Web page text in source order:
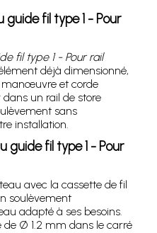
guide fil type 1 - Pour
fil type 1 - Pour rail
déjà dimensionné,
manœuvre et corde
dans un rail de store
sans
installation.
guide fil type 1 - Pour
avec la cassette de fil
soulèvement
adapté à ses besoins.
de Ø 1.2 mm dans le carré